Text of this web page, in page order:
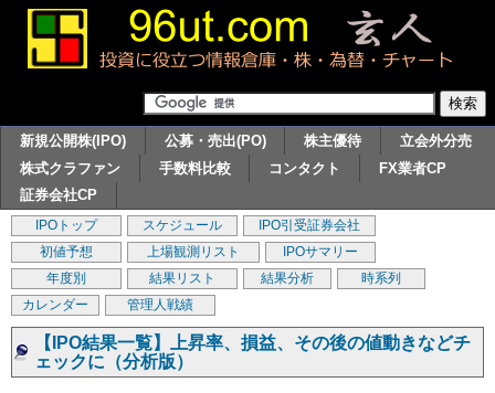
新規公開株(IPO) 公募・売出(PO) 株主優待
立会外分売
株式クラファン
手数料比較 コンタクト
FX業者CP
証券会社CP
IPOトップ スケジュール
IPO引受証券会社
初値予想
上場観測リスト
IPOサマリー
年度別
結果リスト 結果分析
時系列
カレンダー
管理人戦績
【IPO結果一覧】上昇率、損益、その後の値動きなどチ
ェックに（分析版）